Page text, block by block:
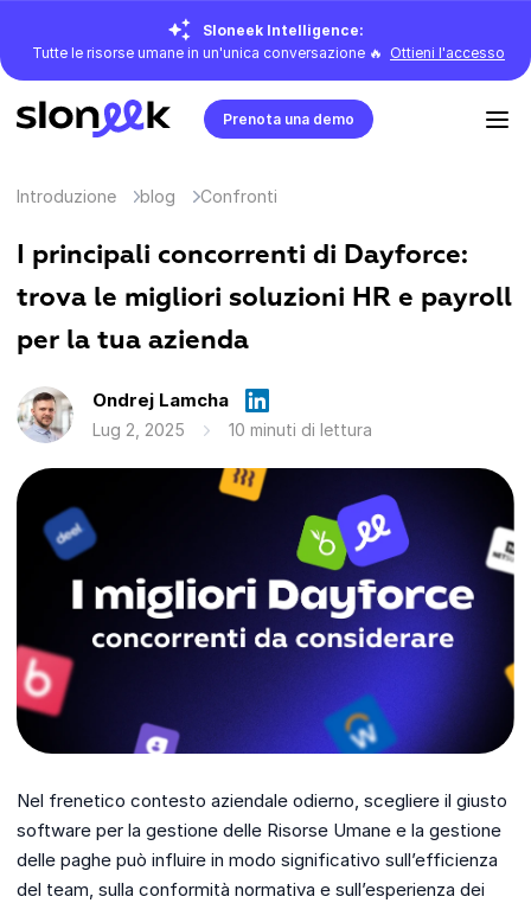
Sloneek Intelligence:
Tutte le risorse umane in un'unica conversazione 🔥 Ottieni l'accesso
Prenota una demo
Introduzione blog Confronti
I principali concorrenti di Dayforce:
trova le migliori soluzioni HR e payroll
per la tua azienda
Ondrej Lamcha
Lug 2, 2025 10 minuti di lettura
Nel frenetico contesto aziendale odierno, scegliere il giusto
software per la gestione delle Risorse Umane e la gestione
delle paghe può influire in modo significativo sull’efficienza
del team, sulla conformità normativa e sull’esperienza dei